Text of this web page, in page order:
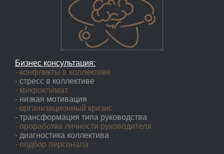
Бизнес консультация:
- конфликты в коллективе
- стресс в коллективе
- микроклимат
- низкая мотивация
- организационный кризис
- трансформация типа руководства
- проработка личности руководителя
- диагностика коллектива
- подбор персонала